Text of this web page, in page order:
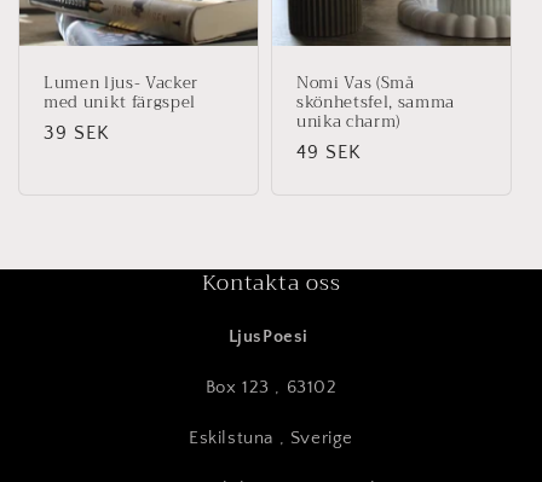
Lumen ljus- Vacker
med unikt färgspel
Ordinarie
39 SEK
Nomi Vas (Små
skönhetsfel, samma
unika charm)
Ordinarie
49 SEK
Kontakta oss
LjusPoesi
Box 123 , 63102
Eskilstuna , Sverige